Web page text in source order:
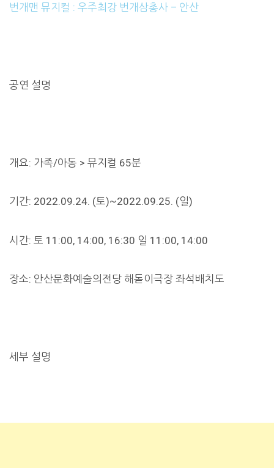
번개맨 뮤지컬 : 우주최강 번개삼총사 – 안산
공연 설명
개요: 가족/아동 > 뮤지컬 65분
기간: 2022.09.24. (토)~2022.09.25. (일)
시간: 토 11:00, 14:00, 16:30 일 11:00, 14:00
장소: 안산문화예술의전당 해돋이극장 좌석배치도
세부 설명